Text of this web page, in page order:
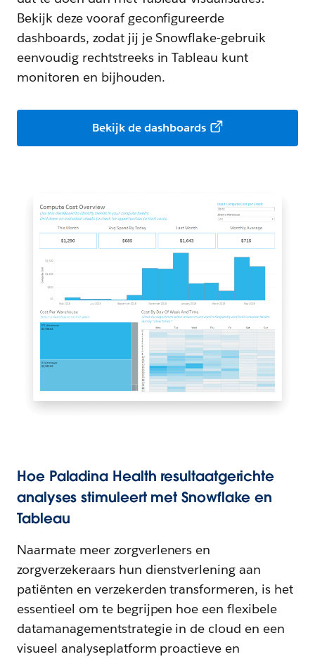
Bekijk deze vooraf geconfigureerde
dashboards, zodat jij je Snowflake-gebruik
eenvoudig rechtstreeks in Tableau kunt
monitoren en bijhouden.
Bekijk de dashboards
Hoe Paladina Health resultaatgerichte
analyses stimuleert met Snowflake en
Tableau
Naarmate meer zorgverleners en
zorgverzekeraars hun dienstverlening aan
patiënten en verzekerden transformeren, is het
essentieel om te begrijpen hoe een flexibele
datamanagementstrategie in de cloud en een
visueel analyseplatform proactieve en